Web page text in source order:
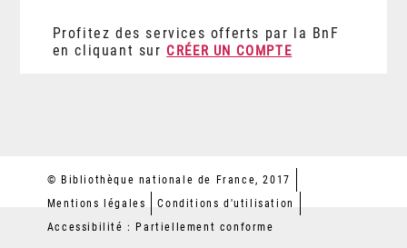
Profitez des services offerts par la BnF
en cliquant sur CRÉER UN COMPTE
© Bibliothèque nationale de France, 2017
Mentions légales
Conditions d'utilisation
Accessibilité : Partiellement conforme